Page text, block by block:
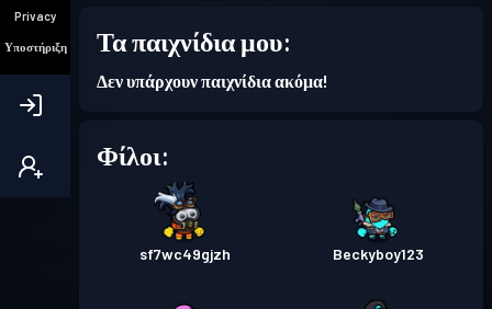
Privacy
Υποστήριξη Τα παιχνίδια μου:
Δεν υπάρχουν παιχνίδια ακόμα!
Φίλοι:
sf7wc49gjzh Beckyboy123